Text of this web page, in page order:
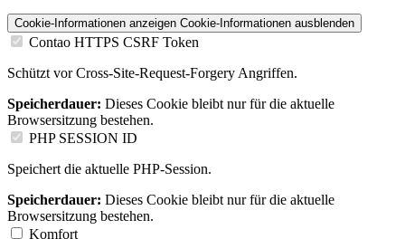
Cookie-Informationen anzeigen Cookie-Informationen ausblenden
Contao HTTPS CSRF Token
Schützt vor Cross-Site-Request-Forgery Angriffen.
Speicherdauer: Dieses Cookie bleibt nur für die aktuelle
Browsersitzung bestehen.
PHP SESSION ID
Speichert die aktuelle PHP-Session.
Speicherdauer: Dieses Cookie bleibt nur für die aktuelle
Browsersitzung bestehen.
Komfort